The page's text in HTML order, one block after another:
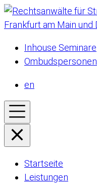
Inhouse Seminare
Ombudspersonen
en
Startseite
Leistungen